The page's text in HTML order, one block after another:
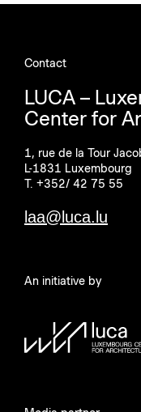
Contact
LUCA –
Center for
1, rue de la Tour
L-1831 Luxembourg
T. +352/ 42 75 55
laa@luca.lu
An initiative by